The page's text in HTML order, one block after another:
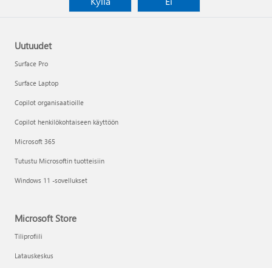
Uutuudet
Surface Pro
Surface Laptop
Copilot organisaatioille
Copilot henkilökohtaiseen käyttöön
Microsoft 365
Tutustu Microsoftin tuotteisiin
Windows 11 -sovellukset
Microsoft Store
Tiliprofiili
Latauskeskus